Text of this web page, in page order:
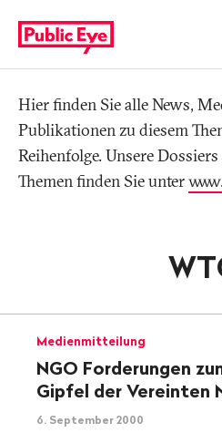
auf
publiceye.ch
Tag
Hier finden Sie alle News,
Publikationen zu diesem
Reihenfolge. Unsere
Themen finden Sie unter
Medienmitteilung
NGO Forderungen
Gipfel der Vereinten
6. September 2000